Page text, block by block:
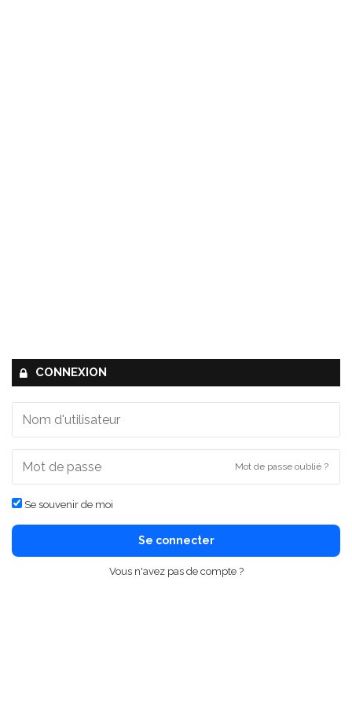
CONNEXION
Mot de passe oublié ?
Se souvenir de moi
Se connecter
Vous n'avez pas de compte ?